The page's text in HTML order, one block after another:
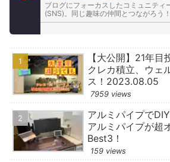
ブログにフォーカスしたコミュニティ
(SNS)。同じ趣味の仲間とつながろう！
【大公開】21年目
クレカ積立、ウェ
ス！2023.08.05
7959 views
アルミパイプで
アルミパイプが超
Best3！
159 views